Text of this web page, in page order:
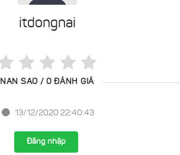
itdongnai
NAN SAO / 0 ĐÁNH GIÁ
13/12/2020 22:40:43
Đăng nhập